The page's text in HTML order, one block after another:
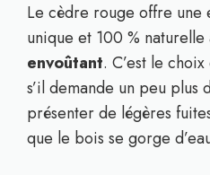
Le cèdre rouge offre une
unique et 100 % naturelle
envoûtant. C’est le
s’il demande un peu plus
présenter de légères
que le bois se gorge